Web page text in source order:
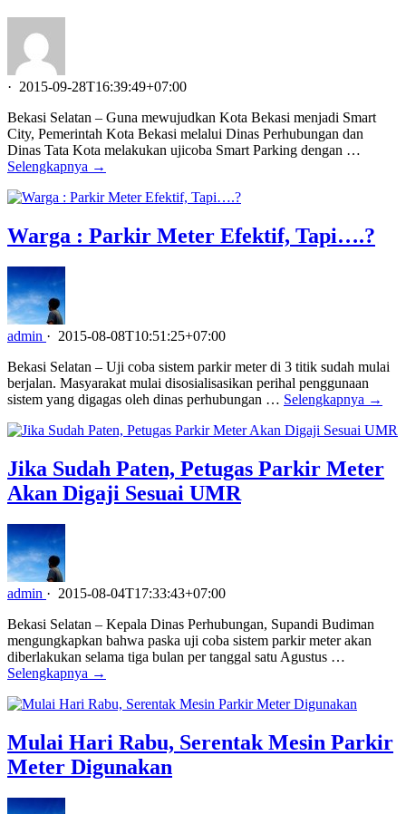
· 2015-09-28T16:39:49+07:00
Bekasi Selatan – Guna mewujudkan Kota Bekasi menjadi Smart
City, Pemerintah Kota Bekasi melalui Dinas Perhubungan dan
Dinas Tata Kota melakukan ujicoba Smart Parking dengan …
Selengkapnya →
Warga : Parkir Meter Efektif, Tapi….?
admin · 2015-08-08T10:51:25+07:00
Bekasi Selatan – Uji coba sistem parkir meter di 3 titik sudah mulai
berjalan. Masyarakat mulai disosialisasikan perihal penggunaan
sistem yang digagas oleh dinas perhubungan … Selengkapnya →
Jika Sudah Paten, Petugas Parkir Meter
Akan Digaji Sesuai UMR
admin · 2015-08-04T17:33:43+07:00
Bekasi Selatan – Kepala Dinas Perhubungan, Supandi Budiman
mengungkapkan bahwa paska uji coba sistem parkir meter akan
diberlakukan selama tiga bulan per tanggal satu Agustus …
Selengkapnya →
Mulai Hari Rabu, Serentak Mesin Parkir
Meter Digunakan